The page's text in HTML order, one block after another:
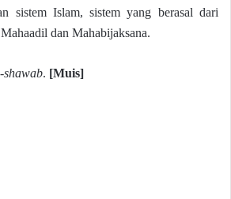
sistem Islam, sistem yang berasal dari
dan Mahabijaksana.
shawab. [Muis]